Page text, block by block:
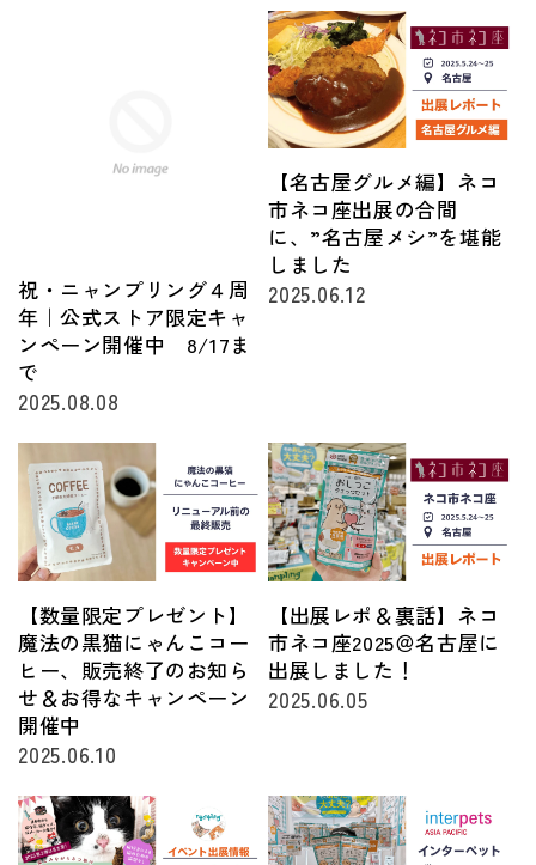
祝・ニャンプリング４周
年｜公式ストア限定キャ
ンペーン開催中 8/17ま
で
2025.08.08
【名古屋グルメ編】ネコ
市ネコ座出展の合間
に、”名古屋メシ”を堪能
しました
2025.06.12
【数量限定プレゼント】
魔法の黒猫にゃんこコー
ヒー、販売終了のお知ら
せ＆お得なキャンペーン
開催中
2025.06.10
【出展レポ＆裏話】ネコ
市ネコ座2025＠名古屋に
出展しました！
2025.06.05